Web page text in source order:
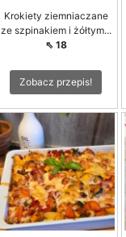
Krokiety ziemniaczane
ze szpinakiem i żółtym...
⇖ 18
Zobacz przepis!